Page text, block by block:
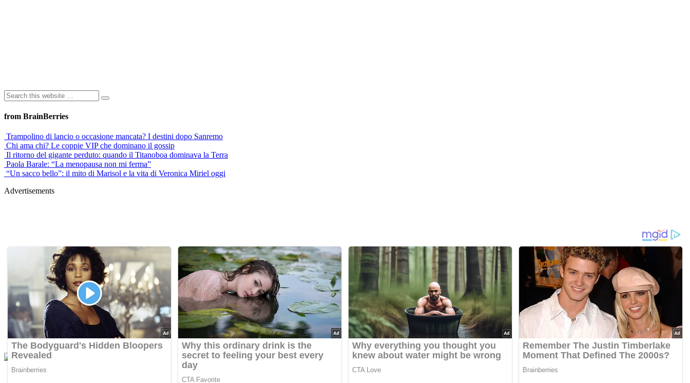
from BrainBerries
Trampolino di lancio o occasione mancata? I destini dopo Sanremo
Chi ama chi? Le coppie VIP che dominano il gossip
Il ritorno del gigante perduto: quando il Titanoboa dominava la Terra
Paola Barale: “La menopausa non mi ferma”
“Un sacco bello”: il mito di Marisol e la vita di Veronica Miriel oggi
Advertisements